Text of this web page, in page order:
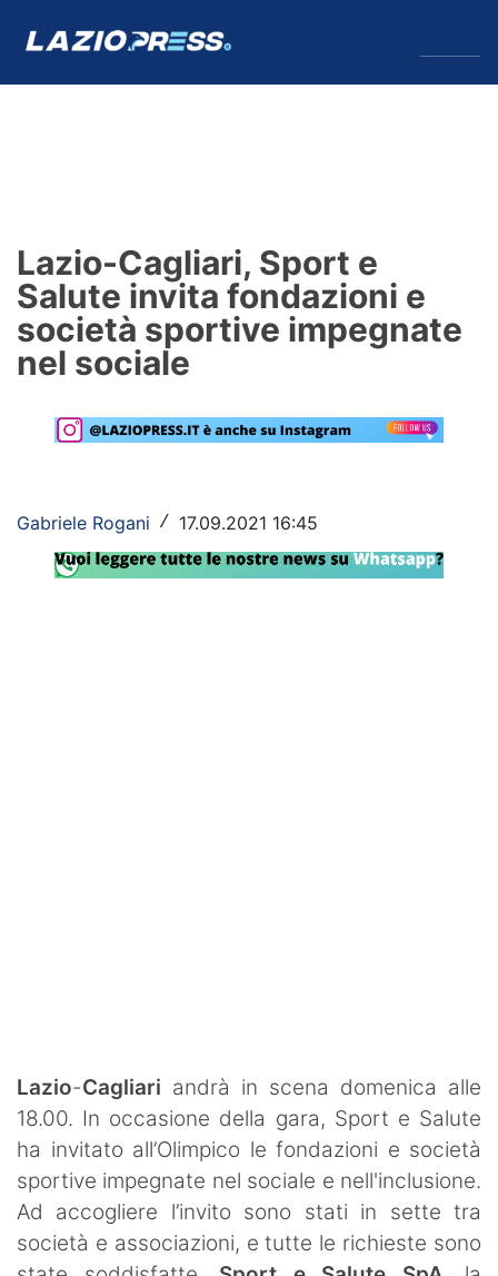
Formello
Infortuni
Primavera
Calciomercato
Rassegna Lazio
Social
Lazio-Cagliari, Sport e
Salute invita fondazioni e
società sportive impegnate
nel sociale
Gabriele Rogani / 17.09.2021 16:45
Lazio-Cagliari andrà in scena domenica alle
18.00. In occasione della gara, Sport e Salute
ha invitato all’Olimpico le fondazioni e società
sportive impegnate nel sociale e nell'inclusione.
Ad accogliere l’invito sono stati in sette tra
società e associazioni, e tutte le richieste sono